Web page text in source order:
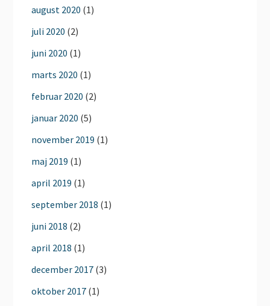
august 2020 (1)
juli 2020 (2)
juni 2020 (1)
marts 2020 (1)
februar 2020 (2)
januar 2020 (5)
november 2019 (1)
maj 2019 (1)
april 2019 (1)
september 2018 (1)
juni 2018 (2)
april 2018 (1)
december 2017 (3)
oktober 2017 (1)